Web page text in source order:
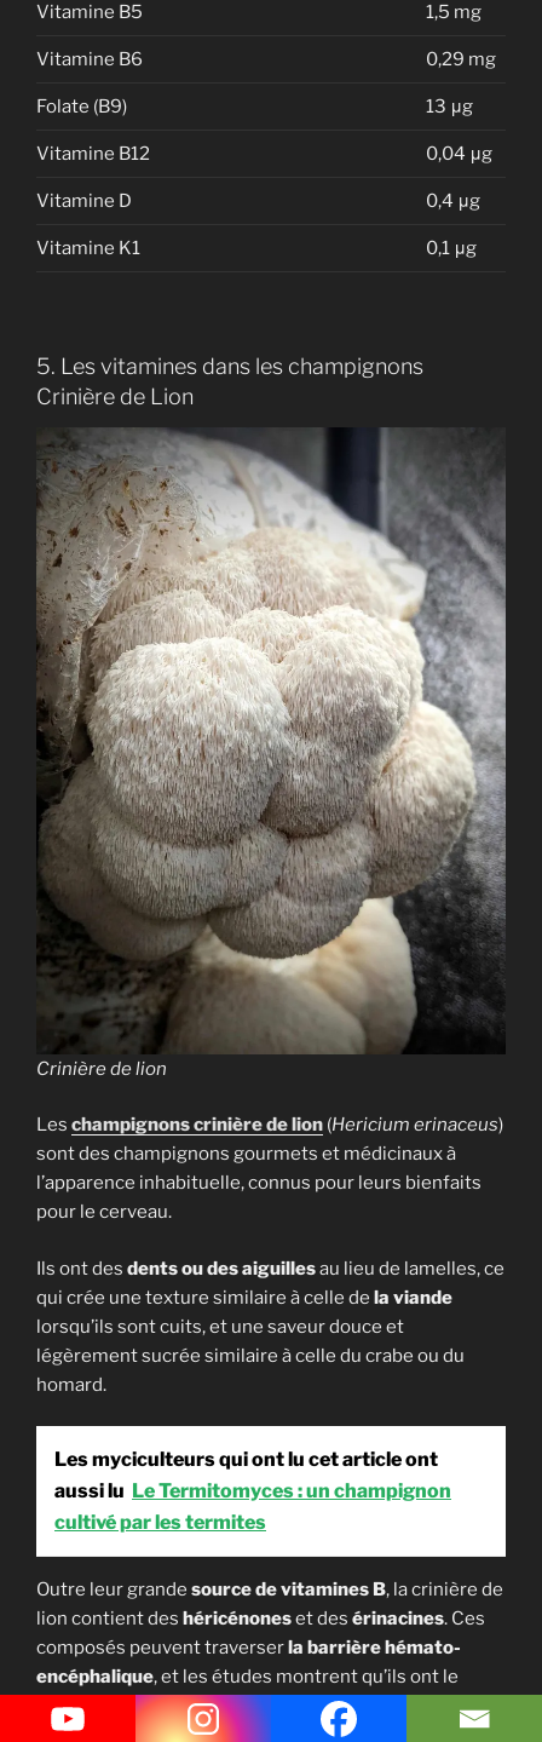
Vitamine B5 1,5 mg
Vitamine B6 0,29 mg
Folate (B9) 13 μg
Vitamine B12 0,04 μg
Vitamine D 0,4 μg
Vitamine K1 0,1 μg
5. Les vitamines dans les champignons
Crinière de Lion
Crinière de lion
Les champignons crinière de lion (Hericium erinaceus)
sont des champignons gourmets et médicinaux à
l’apparence inhabituelle, connus pour leurs bienfaits
pour le cerveau.
Ils ont des dents ou des aiguillesau lieu de lamelles, ce
qui crée une texture similaire à celle de la viande
lorsqu’ils sont cuits, et une saveur douce et
légèrement sucrée similaire à celle du crabe ou du
homard.
Les myciculteurs qui ont lu cet article ont
aussi lu Le Termitomyces : un champignon
cultivé par les termites
Outre leur grande source de vitamines B, la crinière de
lion contient des héricénoneset des érinacines. Ces
composés peuvent traverserla barrière hémato-
encéphalique, et les études montrent qu’ils ont le
potentiel de stimuler la croissance et la réparation des
neurones.